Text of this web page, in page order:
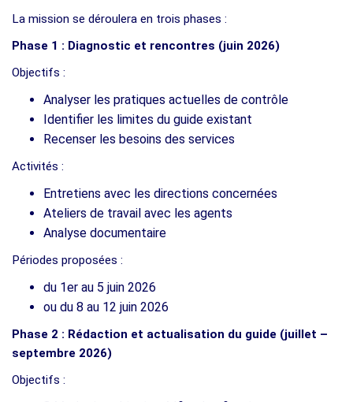
La mission se déroulera en trois phases :
Phase 1 : Diagnostic et rencontres (juin 2026)
Objectifs :
Analyser les pratiques actuelles de contrôle
Identifier les limites du guide existant
Recenser les besoins des services
Activités :
Entretiens avec les directions concernées
Ateliers de travail avec les agents
Analyse documentaire
Périodes proposées :
du 1er au 5 juin 2026
ou du 8 au 12 juin 2026
Phase 2 : Rédaction et actualisation du guide (juillet –
septembre 2026)
Objectifs :